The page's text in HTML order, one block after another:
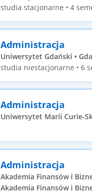
studia stacjonarne • 4
Administracja
Uniwersytet Gdański •
studia niestacjonarne • 6
Administracja
Uniwersytet Marii Curie-
Administracja
Akademia Finansów i
Akademia Finansów i